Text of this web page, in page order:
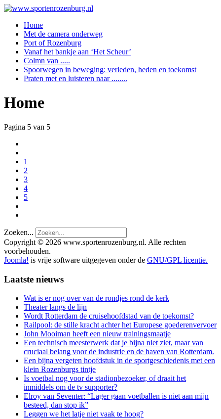
Home
Met de camera onderweg
Port of Rozenburg
Vanaf het bankje aan ‘Het Scheur’
Colmn van .....
Spoorwegen in beweging: verleden, heden en toekomst
Praten met en luisteren naar ........
Home
Pagina 5 van 5
1
2
3
4
5
Zoeken...
Copyright © 2026 www.sportenrozenburg.nl. Alle rechten
voorbehouden.
Joomla! is vrije software uitgegeven onder de GNU/GPL licentie.
Laatste nieuws
Wat is er nog over van de rondjes rond de kerk
Theater langs de lijn
Wordt Rotterdam de cruisehoofdstad van de toekomst?
Railpool: de stille kracht achter het Europese goederenvervoer
John Mooiman heeft een nieuw trainingsmaatje
Een technisch meesterwerk dat je bijna niet ziet, maar van
cruciaal belang voor de industrie en de haven van Rotterdam.
Een bijna vergeten hoofdstuk in de sportgeschiedenis met een
klein Rozenburgs tintje
Is voetbal nog voor de stadionbezoeker, of draait het
inmiddels om de tv supporter?
Elroy van Seventer: “Lager gaan voetballen is niet aan mijn
besteed, dan stop ik”
Leggen we het latje niet vaak te hoog?